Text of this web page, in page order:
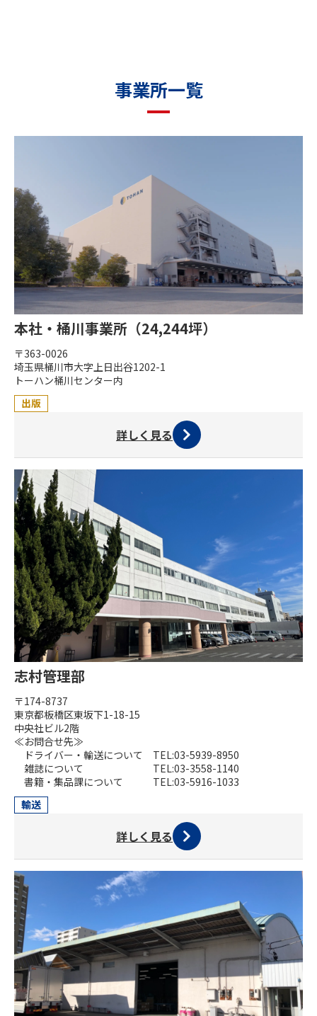
事業所一覧
本社・桶川事業所（24,244坪）
〒363-0026
埼玉県桶川市大字上日出谷1202-1
トーハン桶川センター内
出版
詳しく見る
志村管理部
〒174-8737
東京都板橋区東坂下1-18-15
中央社ビル2階
≪お問合せ先≫
ドライバー・輸送について TEL:03-5939-8950
雑誌について TEL:03-3558-1140
書籍・集品課について TEL:03-5916-1033
輸送
詳しく見る